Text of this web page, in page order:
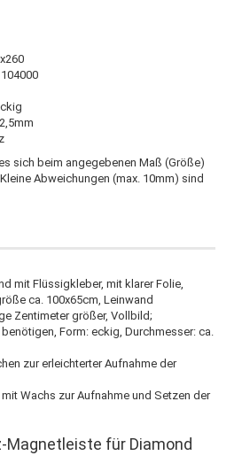
sich beim angegebenen Maß (Größe)
Abweichungen (max. 10mm) sind
mit Flüssigkleber, mit klarer Folie,
ca. 100x65cm, Leinwand
Zentimeter größer, Vollbild;
Form: eckig, Durchmesser: ca.
zur erleichterter Aufnahme der
Wachs zur Aufnahme und Setzen der
Magnetleiste für Diamond